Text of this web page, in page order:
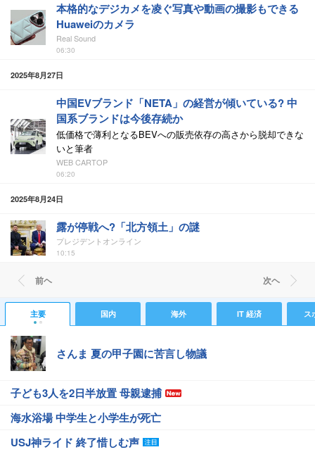
本格的なデジカメを凌ぐ写真や動画の撮影もできる
Huaweiのカメラ
Real Sound
06:30
2025年8月27日
中国EVブランド「NETA」の経営が傾いている? 中
国系ブランドは今後存続か
低価格で薄利となるBEVへの販売依存の高さから脱却できな
いと筆者
WEB CARTOP
06:20
2025年8月24日
露が停戦へ?「北方領土」の謎
プレジデントオンライン
10:15
前ヘ 次ヘ
主要 国内 海外 IT 経済 ス
さんま 夏の甲子園に苦言し物議
子ども3人を2日半放置 母親逮捕
海水浴場 中学生と小学生が死亡
USJ神ライド 終了惜しむ声